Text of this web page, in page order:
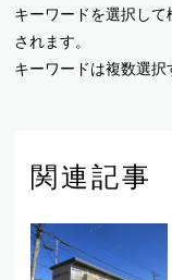
キーワードを選択し
されます。
キーワードは複数選択
関連記事